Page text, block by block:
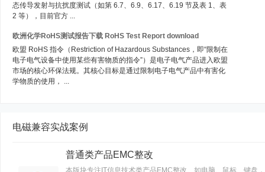
态传导发射与抗扰度测试（如第 6.7、6.9、6.17、6.19 节及表 1、表
2 等），目前官方 ...
欧洲化学RoHS测试报告下载 RoHS Test Report download
欧盟 RoHS 指令（Restriction of Hazardous Substances，即“限制在
电子电气设备中使用某些有害物质的指令”）是电子电气产品进入欧盟
市场的核心环保法规。其核心目标是通过限制电子电气产品中有害化
学物质的使用， ...
电磁兼容实战案例
普通类产品EMC整改
本版块专注IT信息技术类产品EMC整改、如电脑、鼠标、键盘